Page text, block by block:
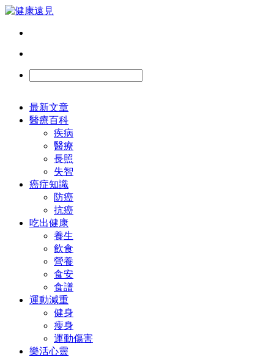
最新文章
醫療百科
疾病
醫療
長照
失智
癌症知識
防癌
抗癌
吃出健康
養生
飲食
營養
食安
食譜
運動減重
健身
瘦身
運動傷害
樂活心靈